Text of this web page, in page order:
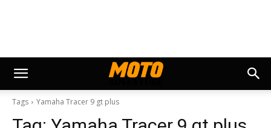
Tags Yamaha Tracer 9 gt plus